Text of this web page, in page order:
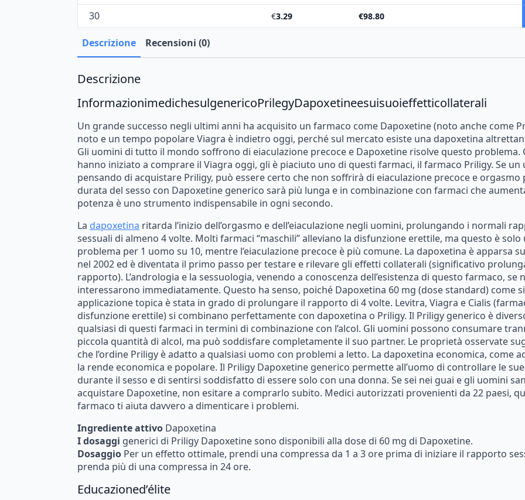
30 €3.29 €98.80
Descrizione Recensioni (0)
Descrizione
InformazionimedichesulgenericoPrilegyDapoxetineesuisuoieffetticollaterali
Un grandesuccesso negli ultimi anni ha acquisito un farmaco come Dapoxetine(noto anche come
noto e un tempo popolareViagra è indietro oggi, perchésul mercato esiste una dapoxetina
Gli uomini di tutto il mondo soffrono di eiaculazione precoce e Dapoxetine risolve questo problema.
hanno iniziato a comprare il Viagra oggi, gli è piaciuto uno di questi farmaci, il farmaco Priligy. Se un
pensando di acquistare Priligy, può essere certo che non soffrirà di eiaculazione precoce e orgasmo
durata del sesso con Dapoxetine generico sarà più lunga e in combinazione con farmaci che
potenza è uno strumento indispensabile in ogni secondo.
La dapoxetina ritarda l’inizio dell’orgasmo e dell’eiaculazione negli uomini, prolungando i normali
sessuali di almeno 4volte. Molti farmaci “maschili”alleviano la disfunzione erettile, ma questo èsolo
problema per 1 uomo su 10, mentre l’eiaculazione precoce è più comune. La dapoxetina èapparsa
nel 2002 ed è diventata il primo passo pertestare e rilevare gli effetti collaterali (significativo
rapporto). L’andrologia e la sessuologia, venendo a conoscenza dell’esistenza di questo farmaco, se
interessarono immediatamente. Questo ha senso, poiché Dapoxetina 60 mg (dosestandard) come
applicazionetopica èstata in grado di prolungare il rapporto di 4volte. Levitra, Viagra e Cialis
disfunzione erettile)si combinano perfettamente con dapoxetina o Priligy. Il Priligy generico è
qualsiasi di questi farmaci in termini di combinazione con l’alcol. Gli uomini possono consumare
piccola quantità di alcol, ma può soddisfare completamente il suo partner. Le proprietà osservate
che l’ordine Priligy èadatto a qualsiasi uomo con problemi a letto. La dapoxetina economica, come
la rende economica e popolare. Il Priligy Dapoxetine generico permetteall’uomo di controllare lesue
durante il sesso e di sentirsi soddisfatto di esseresolo con una donna. Sesei nei guai e gli uomini
acquistare Dapoxetine, non esitarea comprarlo subito. Medici autorizzati provenienti da 22 paesi,
farmaco ti aiuta davvero a dimenticare i problemi.
Ingredienteattivo Dapoxetina
Idosaggi generici di Priligy Dapoxetinesono disponibili alla dose di 60 mg di Dapoxetine.
Dosaggio Per un effetto ottimale, prendi una compressa da 1 a 3 ore prima di iniziare il rapporto
prenda più di una compressa in 24 ore.
Educazioned’élite